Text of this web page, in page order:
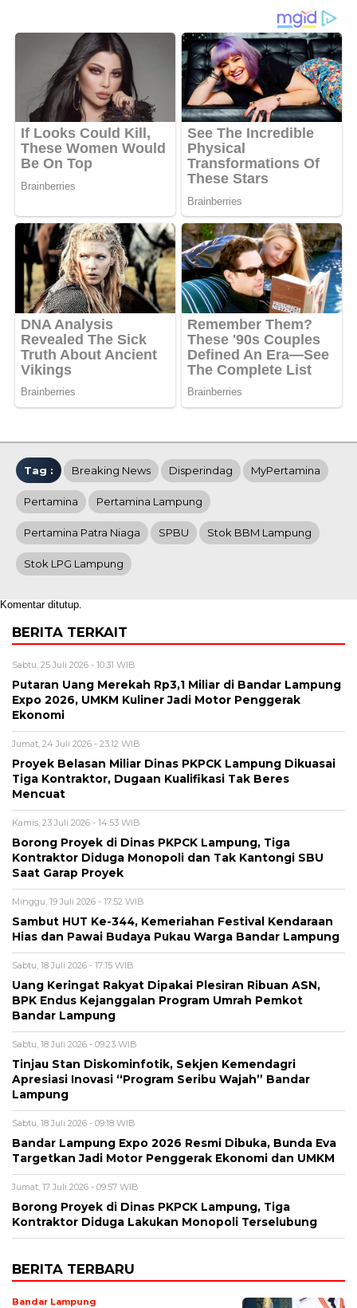
Tag : Breaking News Disperindag MyPertamina
Pertamina Pertamina Lampung
Pertamina Patra Niaga SPBU Stok BBM Lampung
Stok LPG Lampung
Komentar ditutup.
BERITA TERKAIT
Sabtu, 25 Juli 2026 - 10:31 WIB
Putaran Uang Merekah Rp3,1 Miliar di Bandar Lampung
Expo 2026, UMKM Kuliner Jadi Motor Penggerak
Ekonomi
Jumat, 24 Juli 2026 - 23:12 WIB
Proyek Belasan Miliar Dinas PKPCK Lampung Dikuasai
Tiga Kontraktor, Dugaan Kualifikasi Tak Beres
Mencuat
Kamis, 23 Juli 2026 - 14:53 WIB
Borong Proyek di Dinas PKPCK Lampung, Tiga
Kontraktor Diduga Monopoli dan Tak Kantongi SBU
Saat Garap Proyek
Minggu, 19 Juli 2026 - 17:52 WIB
Sambut HUT Ke-344, Kemeriahan Festival Kendaraan
Hias dan Pawai Budaya Pukau Warga Bandar Lampung
Sabtu, 18 Juli 2026 - 17:15 WIB
Uang Keringat Rakyat Dipakai Plesiran Ribuan ASN,
BPK Endus Kejanggalan Program Umrah Pemkot
Bandar Lampung
Sabtu, 18 Juli 2026 - 09:23 WIB
Tinjau Stan Diskominfotik, Sekjen Kemendagri
Apresiasi Inovasi “Program Seribu Wajah” Bandar
Lampung
Sabtu, 18 Juli 2026 - 09:18 WIB
Bandar Lampung Expo 2026 Resmi Dibuka, Bunda Eva
Targetkan Jadi Motor Penggerak Ekonomi dan UMKM
Jumat, 17 Juli 2026 - 09:57 WIB
Borong Proyek di Dinas PKPCK Lampung, Tiga
Kontraktor Diduga Lakukan Monopoli Terselubung
BERITA TERBARU
Bandar Lampung